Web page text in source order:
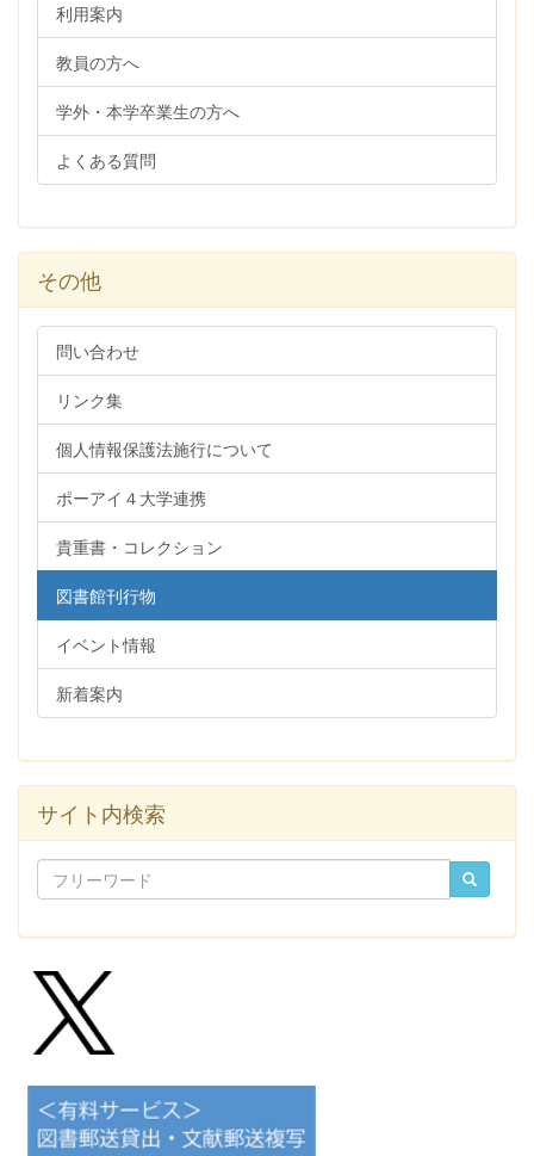
利用案内
教員の方へ
学外・本学卒業生の方へ
よくある質問
その他
問い合わせ
リンク集
個人情報保護法施行について
ポーアイ４大学連携
貴重書・コレクション
図書館刊行物
イベント情報
新着案内
サイト内検索